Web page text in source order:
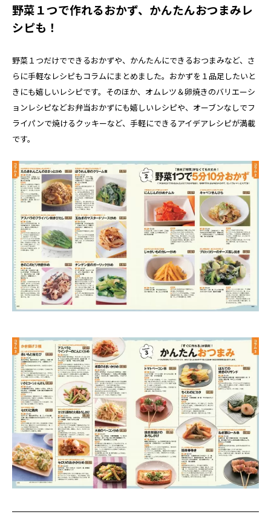
野菜１つで作れるおかず、かんたんおつまみレ
シピも！
野菜１つだけでできるおかずや、かんたんにできるおつまみなど、さ
らに手軽なレシピもコラムにまとめました。おかずを１品足したいと
きにも嬉しいレシピです。そのほか、オムレツ＆卵焼きのバリエーシ
ョンレシピなどお弁当おかずにも嬉しいレシピや、オーブンなしでフ
ライパンで焼けるクッキーなど、手軽にできるアイデアレシピが満載
です。